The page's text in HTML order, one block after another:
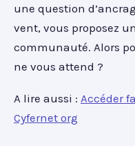
une question
vent, vous proposez
communauté. Alors
ne vous attend ?
A lire aussi : Accéder
Cyfernet org